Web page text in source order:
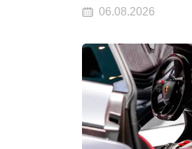
06.08.2026